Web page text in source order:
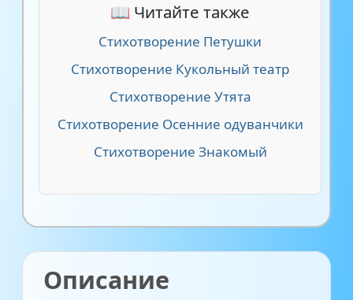
📖 Читайте также
Стихотворение Петушки
Стихотворение Кукольный театр
Стихотворение Утята
Стихотворение Осенние одуванчики
Стихотворение Знакомый
Описание